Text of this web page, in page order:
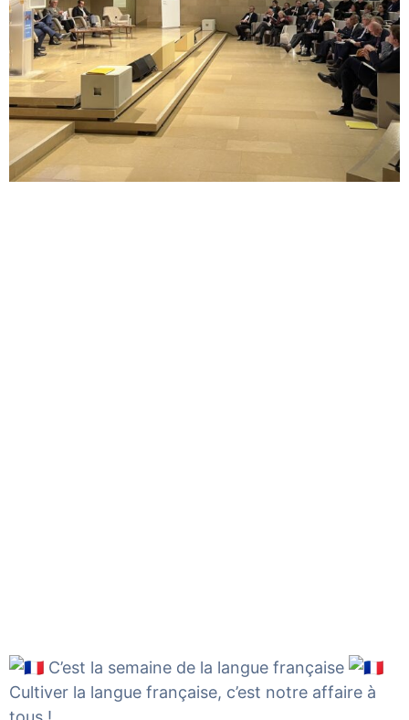
C’est la semaine de la langue française
Cultiver la langue française, c’est notre affaire à